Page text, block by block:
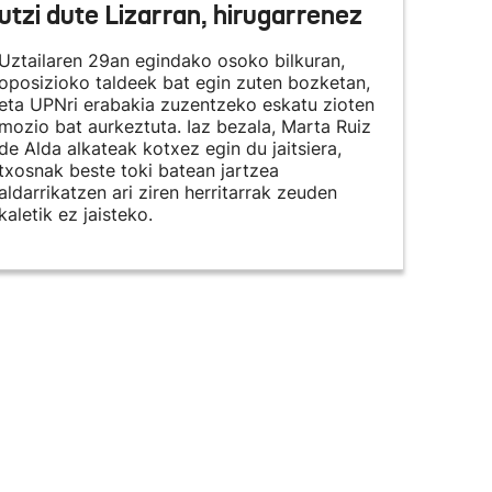
dute Lizarran, hirugarrenez
29an egindako osoko bilkuran,
taldeek bat egin zuten bozketan,
UPNri erabakia zuzentzeko eskatu zioten
bat aurkeztuta. Iaz bezala, Marta Ruiz
Alda alkateak kotxez egin du jaitsiera,
beste toki batean jartzea
ari ziren herritarrak zeuden
ez jaisteko.